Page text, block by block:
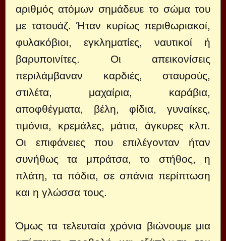
αριθμός ατόμων σημάδευε το σώμα του
με τατουάζ. Ήταν κυρίως περιθωριακοί,
φυλακόβιοι, εγκληματίες, ναυτικοί ή
βαρυποινίτες. Οι απεικονίσεις
περιλάμβαναν καρδιές, σταυρούς,
στιλέτα, μαχαίρια, καράβια,
αποφθέγματα, βέλη, φίδια, γυναίκες,
τιμόνια, κρεμάλες, μάτια, άγκυρες κλπ.
Οι επιφάνειες που επιλέγονταν ήταν
συνήθως τα μπράτσα, το στήθος, η
πλάτη, τα πόδια, σε σπάνια περίπτωση
και η γλώσσα τους.
Όμως τα τελευταία χρόνια βιώνουμε μια